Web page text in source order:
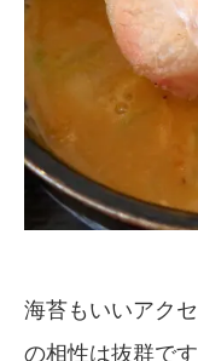
海苔もいいアク
の相性は抜群で